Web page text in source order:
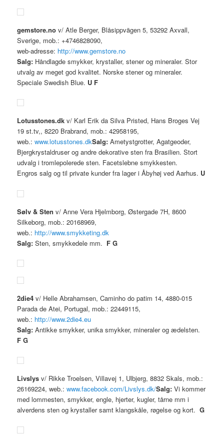
gemstore.no v/ Atle Berger, Blåsippvägen 5, 53292 Axvall,
Sverige, mob.: +4746828090,
web-adresse: http://www.gemstore.no
Salg: Håndlagde smykker, krystaller, stener og mineraler. Stor
utvalg av meget god kvalitet. Norske stener og mineraler.
Speciale Swedish Blue. U F
Lotusstones.dk v/ Karl Erik da Silva Pristed, Hans Broges Vej
19 st.tv,, 8220 Brabrand, mob.: 42958195,
web.:www.lotusstones.dkSalg: Ametystgrotter, Agatgeoder,
Bjergkrystaldruser og andre dekorative sten fra Brasilien. Stort
udvalg i tromlepolerede sten. Facetslebne smykkesten.
Engros salg og til private kunder fra lager i Åbyhøj ved Aarhus. U
Sølv & Sten v/ Anne Vera Hjelmborg, Østergade 7H, 8600
Silkeborg, mob.: 20168969,
web.: http://www.smykketing.dk
Salg: Sten, smykkedele mm. F G
2die4 v/ Helle Abrahamsen, Caminho do patim 14, 4880-015
Parada de Atei, Portugal, mob.: 22449115,
web.: http://www.2die4.eu
Salg: Antikke smykker, unika smykker, mineraler og ædelsten.
F G
Livslys v/ Rikke Troelsen, Villavej 1, Ulbjerg, 8832 Skals, mob.:
26169224, web.:www.facebook.com/Livslys.dk/Salg: Vi kommer
med lommesten, smykker, engle, hjerter, kugler, tårne mm i
alverdens sten og krystaller samt klangskåle, røgelse og kort.G